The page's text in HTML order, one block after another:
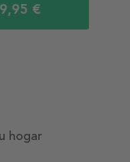
9,95 €
hogar